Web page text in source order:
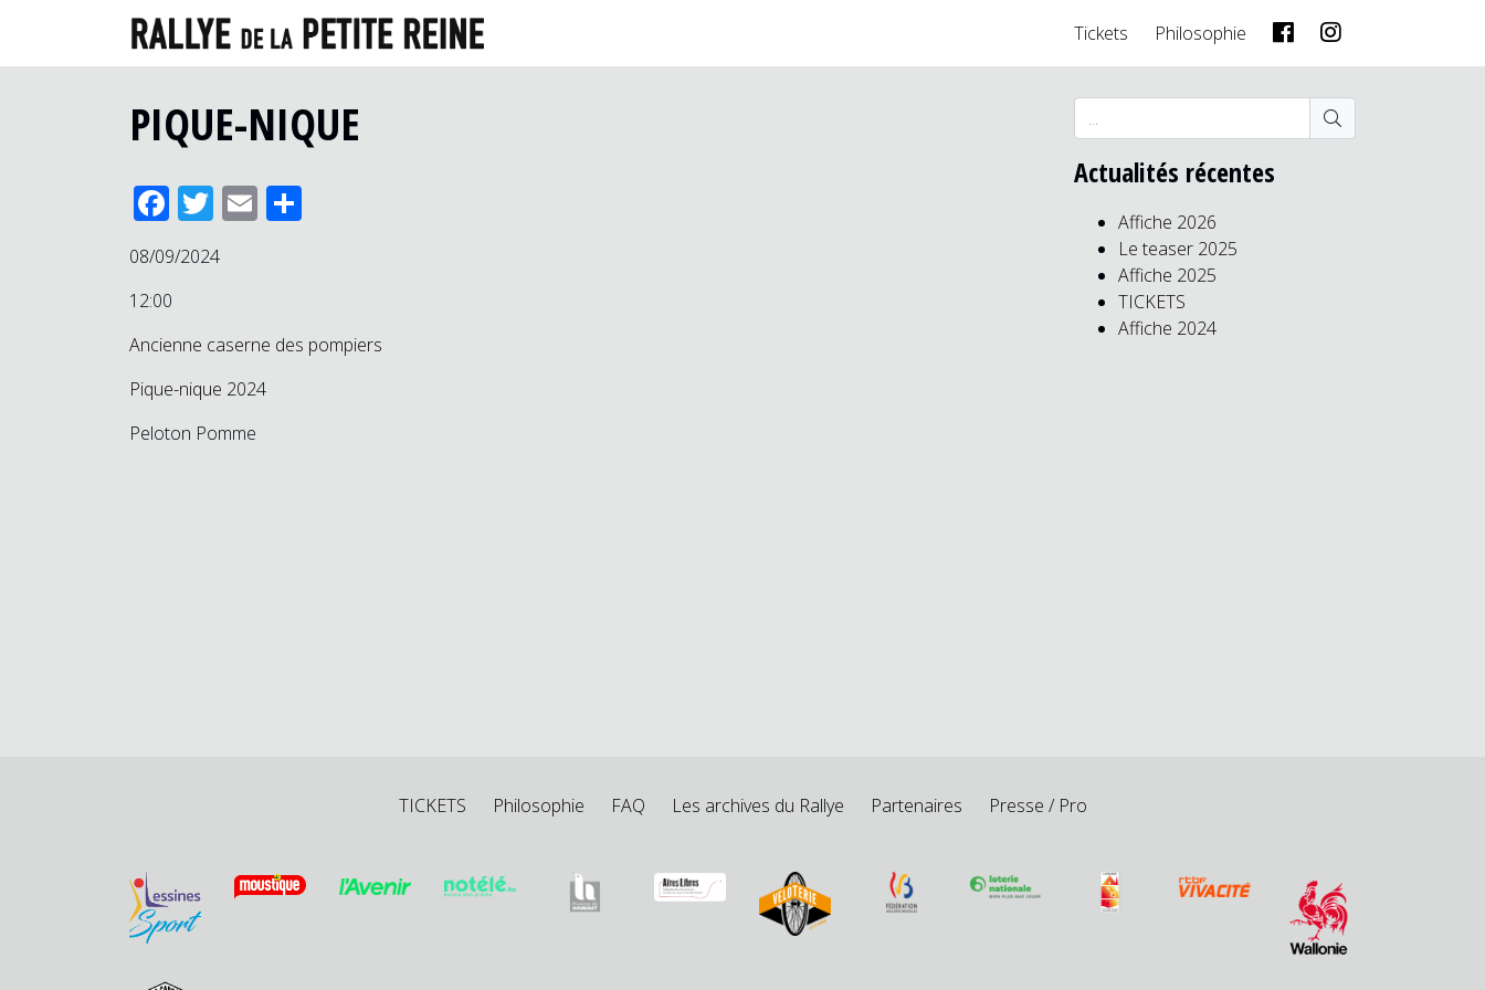
Tickets Philosophie
PIQUE-NIQUE
Facebook
Twitter
Email
08/09/2024
12:00
Ancienne caserne des pompiers
Pique-nique 2024
Peloton Pomme
Actualités récentes
Affiche 2026
Le teaser 2025
Affiche 2025
TICKETS
Affiche 2024
TICKETS Philosophie FAQ Les archives du Rallye Partenaires Presse / Pro